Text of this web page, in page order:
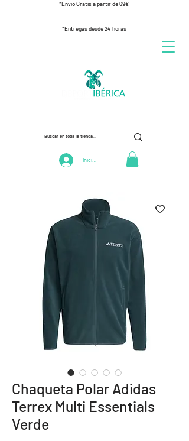
*Envío Gratis a partir de 69€
*Entregas desde 24 horas
Iniciar Sesión
Chaqueta Polar Adidas
Terrex Multi Essentials
Verde